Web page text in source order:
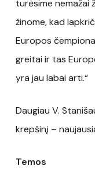
turėsime nemažai
žinome, kad
Europos
greitai ir tas
yra jau labai arti.“
Daugiau V.
krepšinį –
Temos